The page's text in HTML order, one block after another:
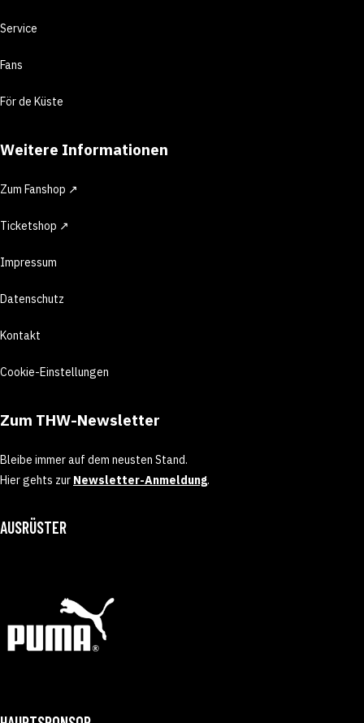
Service
Fans
För de Küste
Weitere Informationen
Zum Fanshop ↗
Ticketshop ↗
Impressum
Datenschutz
Kontakt
Cookie-Einstellungen
Zum THW-Newsletter
Bleibe immer auf dem neusten Stand.
Hier gehts zur Newsletter-Anmeldung.
AUSRÜSTER